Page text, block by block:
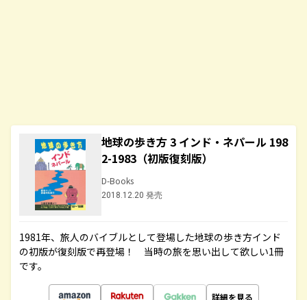
地球の歩き方 3 インド・ネパール 198
2-1983（初版復刻版）
D-Books
2018.12.20 発売
1981年、旅人のバイブルとして登場した地球の歩き方インド
の初版が復刻版で再登場！ 当時の旅を思い出して欲しい1冊
です。
詳細を見る